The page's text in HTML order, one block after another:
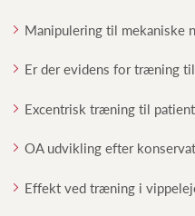
Manipulering til mekaniske
Er der evidens for træning
Excentrisk træning til
OA udvikling efter
Effekt ved træning i